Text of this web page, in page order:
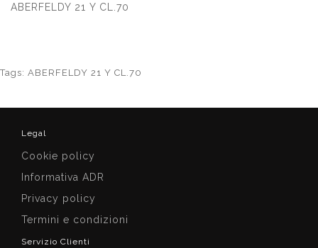
ABERFELDY 21 Y CL.70
Tags: ABERFELDY 21 Y CL.70
Legal
Cookie policy
Informativa ADR
Privacy policy
Termini e condizioni
Servizio Clienti